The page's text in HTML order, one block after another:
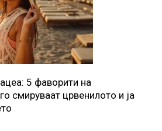
5 фаворити на
смируваат црвенилото и ја